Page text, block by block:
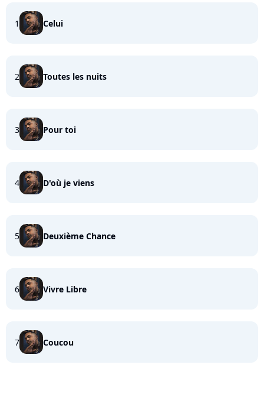
1 Celui
2 Toutes les nuits
3 Pour toi
4 D'où je viens
5 Deuxième Chance
6 Vivre Libre
7 Coucou